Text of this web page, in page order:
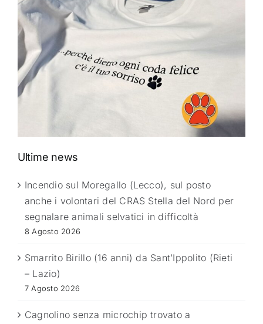
Ultime news
Incendio sul Moregallo (Lecco), sul posto
anche i volontari del CRAS Stella del Nord per
segnalare animali selvatici in difficoltà
8 Agosto 2026
Smarrito Birillo (16 anni) da Sant’Ippolito (Rieti
– Lazio)
7 Agosto 2026
Cagnolino senza microchip trovato a